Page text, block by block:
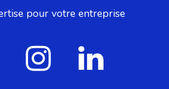
pour votre entreprise